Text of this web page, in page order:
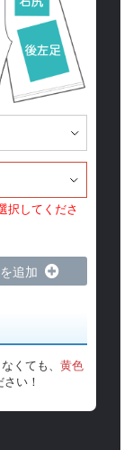
択してくださ
追加
くても、 黄色
い！